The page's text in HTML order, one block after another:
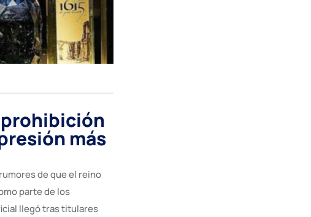
prohibición
más
de que el reino
parte de los
llegó tras titulares